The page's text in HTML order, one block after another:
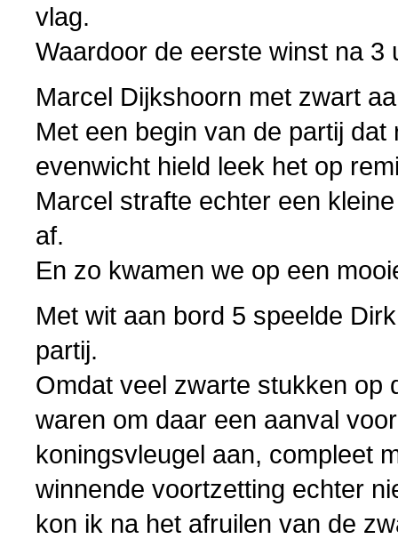
vlag.
Waardoor de eerste winst na
Marcel Dijkshoorn met zwart
Met een begin van de partij
evenwicht hield leek het op
Marcel strafte echter een
af.
En zo kwamen we op een
Met wit aan bord 5 speelde
partij.
Omdat veel zwarte stukken op
waren om daar een aanval
koningsvleugel aan, compleet
winnende voortzetting echter
kon ik na het afruilen van de